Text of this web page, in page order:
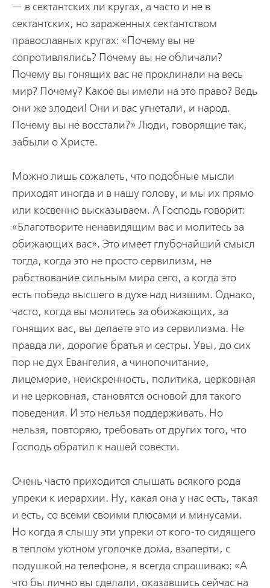
— в сектантских ли кругах, а часто и не в
сектантских, но зараженных сектантством
православных кругах: «Почему вы не
сопротивлялись? Почему вы не обличали?
Почему вы гонящих вас не проклинали на весь
мир? Почему? Какое вы имели на это право? Ведь
они же злодеи! Они и вас угнетали, и народ.
Почему вы не восстали?» Люди, говорящие так,
забыли о Христе.
Можно лишь сожалеть, что подобные мысли
приходят иногда и в нашу голову, и мы их прямо
или косвенно высказываем. А Господь говорит:
«Благотворите ненавидящим вас и молитесь за
обижающих вас». Это имеет глубочайший смысл
тогда, когда это не просто сервилизм, не
рабствование сильным мира сего, а когда это
есть победа высшего в духе над низшим. Однако,
часто, когда вы молитесь за обижающих, за
гонящих вас, вы делаете это из сервилизма. Не
правда ли, дорогие братья и сес­тры. Увы, до сих
пор не дух Евангелия, а чинопочитание,
лицемерие, неискренность, политика, церковная
и не церковная, становятся основой для такого
поведения. И это нельзя поддерживать. Но
нельзя, повторяю, требовать от других того, что
Господь обратил к нашей совести.
Очень часто приходится слышать всякого рода
упреки к иерар­хии. Ну, какая она у нас есть, такая
и есть, со всеми своими плюсами и минусами.
Но когда я слышу эти упреки от кого-то сидящего
в теплом уютном уголочке дома, взаперти, с
подушкой на телефоне, я всегда спрашиваю: «А
что бы лично вы сделали, оказавшись сейчас на